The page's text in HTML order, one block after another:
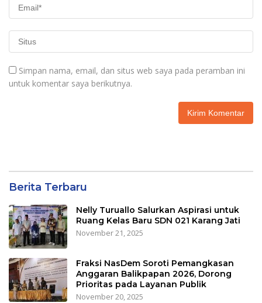
Simpan nama, email, dan situs web saya pada peramban ini
untuk komentar saya berikutnya.
Berita Terbaru
Nelly Turuallo Salurkan Aspirasi untuk
Ruang Kelas Baru SDN 021 Karang Jati
November 21, 2025
Fraksi NasDem Soroti Pemangkasan
Anggaran Balikpapan 2026, Dorong
Prioritas pada Layanan Publik
November 20, 2025